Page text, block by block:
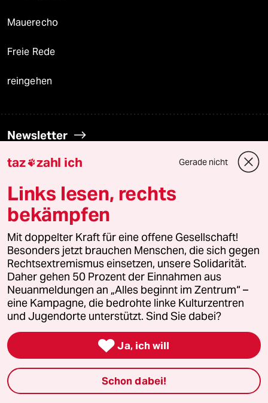
Mauerecho
Freie Rede
reingehen
Newsletter
taz frisch
taz zahl ich
taz lab Infobrief
Veranstaltungen
Demnächst
Vor Ort
taz zahl ich Gerade nicht
Links lesen, rechts
bekämpfen
Mit doppelter Kraft für eine offene Gesellschaft!
Besonders jetzt brauchen Menschen, die sich gegen
Rechtsextremismus einsetzen, unsere Solidarität.
Daher gehen 50 Prozent der Einnahmen aus
Neuanmeldungen an „Alles beginnt im Zentrum“ –
eine Kampagne, die bedrohte linke Kulturzentren
und Jugendorte unterstützt. Sind Sie dabei?
 Ja, ich will
Schon dabei!